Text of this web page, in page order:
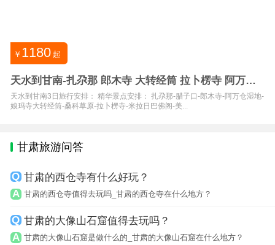
￥ 1180 起
天水到甘南-扎尕那 郎木寺 大转经筒 拉卜楞寺 阿万仓3
日游
天水到甘南3日旅行安排： 精华景点安排： 扎尕那-腊子口-郎木寺-阿万仓湿地-
娘玛寺大转经筒-桑科草原-拉卜楞寺-米拉日巴佛阁-美...
甘肃旅游问答
甘肃的西仓寺有什么好玩？
甘肃的西仓寺值得去玩吗_甘肃的西仓寺在什么地方？
甘肃的大像山石窟值得去玩吗？
甘肃的大像山石窟是做什么的_甘肃的大像山石窟在什么地方？